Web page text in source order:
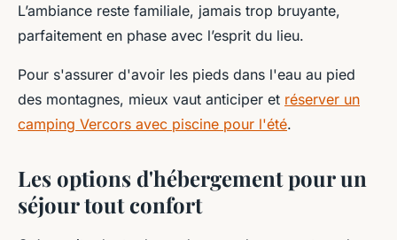
L’ambiance reste familiale, jamais trop bruyante,
parfaitement en phase avec l’esprit du lieu.
Pour s'assurer d'avoir les pieds dans l'eau au pied
des montagnes, mieux vaut anticiper et réserver un
camping Vercors avec piscine pour l'été.
Les options d'hébergement pour un
séjour tout confort